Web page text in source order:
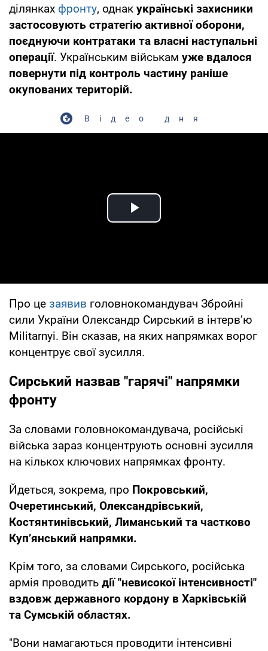
ділянках фронту, однак українські захисники
застосовують стратегію активної оборони,
поєднуючи контратаки та власні наступальні
операції. Українським військам уже вдалося
повернути під контроль частину раніше
окупованих територій.
Відео дня
Play Video
Про це заявив головнокомандувач Збройні
сили України Олександр Сирський в інтерв’ю
Militarnyi. Він сказав, на яких напрямках ворог
концентрує свої зусилля.
Сирський назвав "гарячі" напрямки
фронту
За словами головнокомандувача, російські
війська зараз концентрують основні зусилля
на кількох ключових напрямках фронту.
Йдеться, зокрема, про Покровський,
Очеретинський, Олександрівський,
Костянтинівський, Лиманський та частково
Куп’янський напрямки.
Крім того, за словами Сирського, російська
армія проводить дії "невисокої інтенсивності"
вздовж державного кордону в Харківській
та Сумській областях.
"Вони намагаються проводити інтенсивні